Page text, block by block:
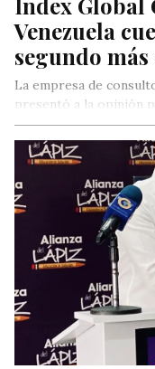
Venezuela
segundo
La empresa de
presentó a la opinión
desayuno…